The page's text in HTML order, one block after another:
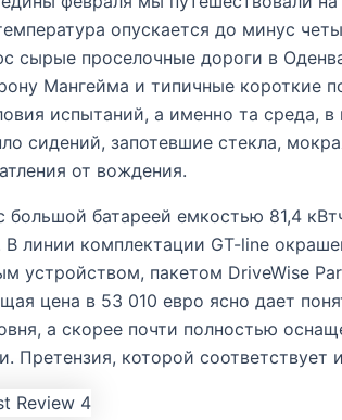
опускается до минус
сырые проселочные дороги в
Мангейма и типичные короткие
испытаний, а именно та среда,
сидений, запотевшие стекла,
от вождения.
большой батареей емкостью 81,4
линии комплектации GT-line
устройством, пакетом DriveWise
цена в 53 010 евро ясно дает
а скорее почти полностью
Претензия, которой соответствует